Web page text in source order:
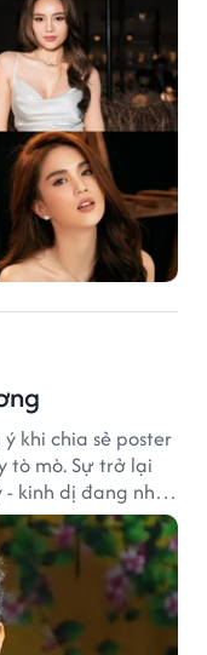
khi chia sẻ poster
tò mò. Sự trở lại
kinh dị đang nhận